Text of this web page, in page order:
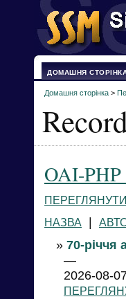
ДОМАШНЯ
Домашня сторінка >
OAI-
НАЗВА
|
» 70-річчя
—
2026-08-